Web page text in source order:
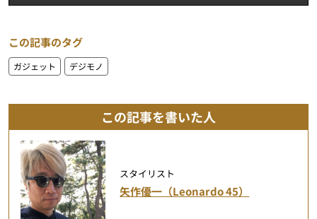
この記事のタグ
ガジェット デジモノ
この記事を書いた人
スタイリスト
矢作優一（Leonardo 45）